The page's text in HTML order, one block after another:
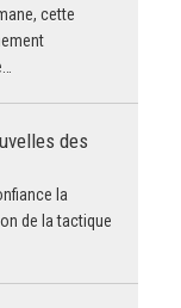
cette
des
la
de la tactique